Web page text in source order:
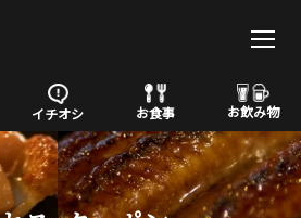
イチオシ お食事 お飲み物